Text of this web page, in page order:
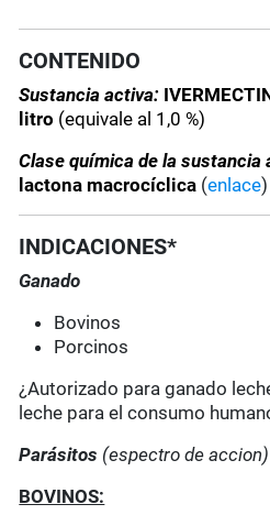
CONTENIDO
Sustancia activa:
litro (equivale al 1,0 %)
Clase química de la sustancia
lactona macrocíclica (enlace)
INDICACIONES*
Ganado
Bovinos
Porcinos
¿Autorizado para ganado
leche para el consumo
Parásitos (espectro de accion)
BOVINOS: